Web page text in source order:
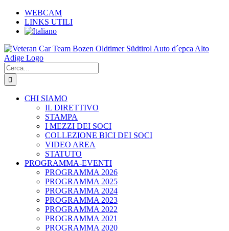
Salta
contenuto
WEBCAM
LINKS UTILI
Cerca
per:
CHI SIAMO
IL DIRETTIVO
STAMPA
I MEZZI DEI SOCI
COLLEZIONE BICI DEI SOCI
VIDEO AREA
STATUTO
PROGRAMMA-EVENTI
PROGRAMMA 2026
PROGRAMMA 2025
PROGRAMMA 2024
PROGRAMMA 2023
PROGRAMMA 2022
PROGRAMMA 2021
PROGRAMMA 2020